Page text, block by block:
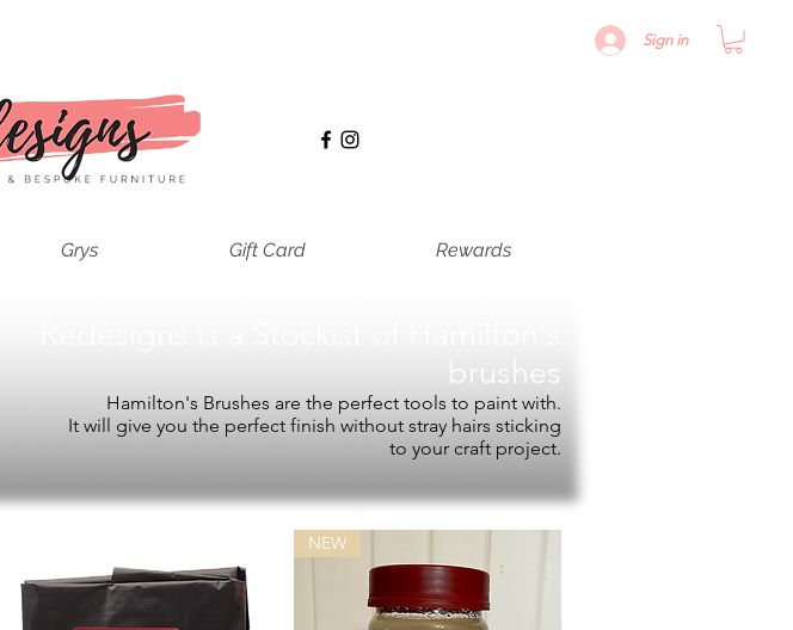
Sign in
Grys Gift Card Rewards
brushes
Hamilton's Brushes are the perfect tools to paint with.
It will give you the perfect finish without stray hairs sticking
to your craft project.
NEW